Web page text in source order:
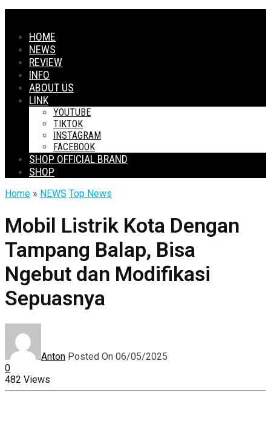
HOME
NEWS
REVIEW
INFO
ABOUT US
LINK
YOUTUBE
TIKTOK
INSTAGRAM
FACEBOOK
SHOP OFFICIAL BRAND
SHOP
Home » NEWS Top News
Mobil Listrik Kota Dengan
Tampang Balap, Bisa
Ngebut dan Modifikasi
Sepuasnya
Anton Posted On 06/05/2025
0
482 Views